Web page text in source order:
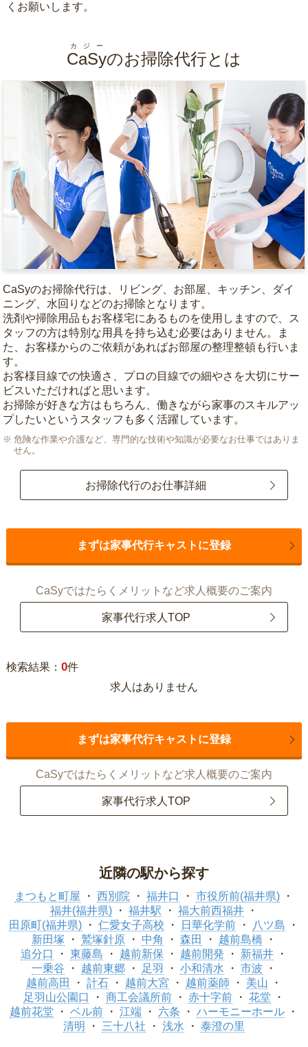
くお願いします。
CaSy
カジー
のお掃除代行とは
CaSyのお掃除代行は、リビング、お部屋、キッチン、ダイ
ニング、水回りなどのお掃除となります。
洗剤や掃除用品もお客様宅にあるものを使用しますので、ス
タッフの方は特別な用具を持ち込む必要はありません。ま
た、お客様からのご依頼があればお部屋の整理整頓も行いま
す。
お客様目線での快適さ、プロの目線での細やさを大切にサー
ビスいただければと思います。
お掃除が好きな方はもちろん、働きながら家事のスキルアッ
プしたいというスタッフも多く活躍しています。
危険な作業や介護など、専門的な技術や知識が必要なお仕事ではありま
せん。
お掃除代行のお仕事詳細
まずは家事代行キャストに登録
CaSyではたらくメリットなど求人概要のご案内
家事代行求人TOP
検索結果： 0件
求人はありません
まずは家事代行キャストに登録
CaSyではたらくメリットなど求人概要のご案内
家事代行求人TOP
近隣の駅から探す
まつもと町屋 西別院 福井口
市役所前(福井県)
福井(福井県)
福井駅
福大前西福井
田原町(福井県)
仁愛女子高校 日華化学前
八ツ島
新田塚
鷲塚針原 中角 森田
越前島橋
追分口
東藤島 越前新保 越前開発
新福井
一乗谷
越前東郷 足羽 小和清水
市波
越前高田
計石 越前大宮 越前薬師
美山
足羽山公園口
商工会議所前 赤十字前
花堂
越前花堂
ベル前 江端 六条
ハーモニーホール
清明
三十八社 浅水 泰澄の里